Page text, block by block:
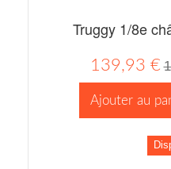
Truggy 1/8e
139,93 €
Ajouter au